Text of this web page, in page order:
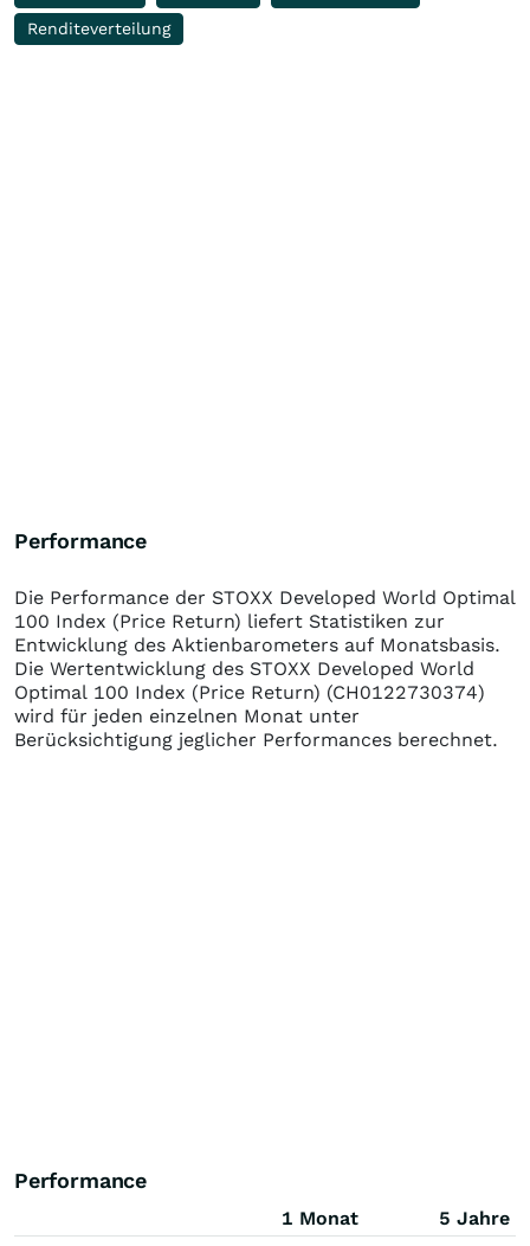
Renditeverteilung
Performance
Die Performance der STOXX Developed World Optimal
100 Index (Price Return) liefert Statistiken zur
Entwicklung des Aktienbarometers auf Monatsbasis.
Die Wertentwicklung des STOXX Developed World
Optimal 100 Index (Price Return) (CH0122730374)
wird für jeden einzelnen Monat unter
Berücksichtigung jeglicher Performances berechnet.
Performance
1 Monat
5 Jahre